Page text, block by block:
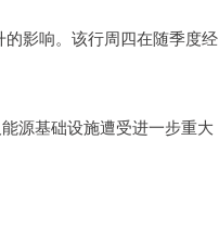
影响。该行周四在随季度经
源基础设施遭受进一步重大